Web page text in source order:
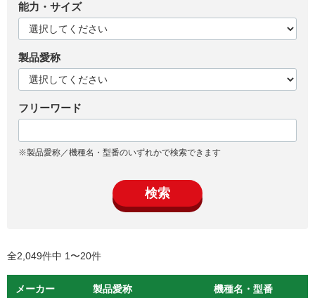
能力・サイズ
製品愛称
フリーワード
※製品愛称／機種名・型番のいずれかで検索できます
検索
全2,049件中 1〜20件
メーカー 製品愛称 機種名・型番